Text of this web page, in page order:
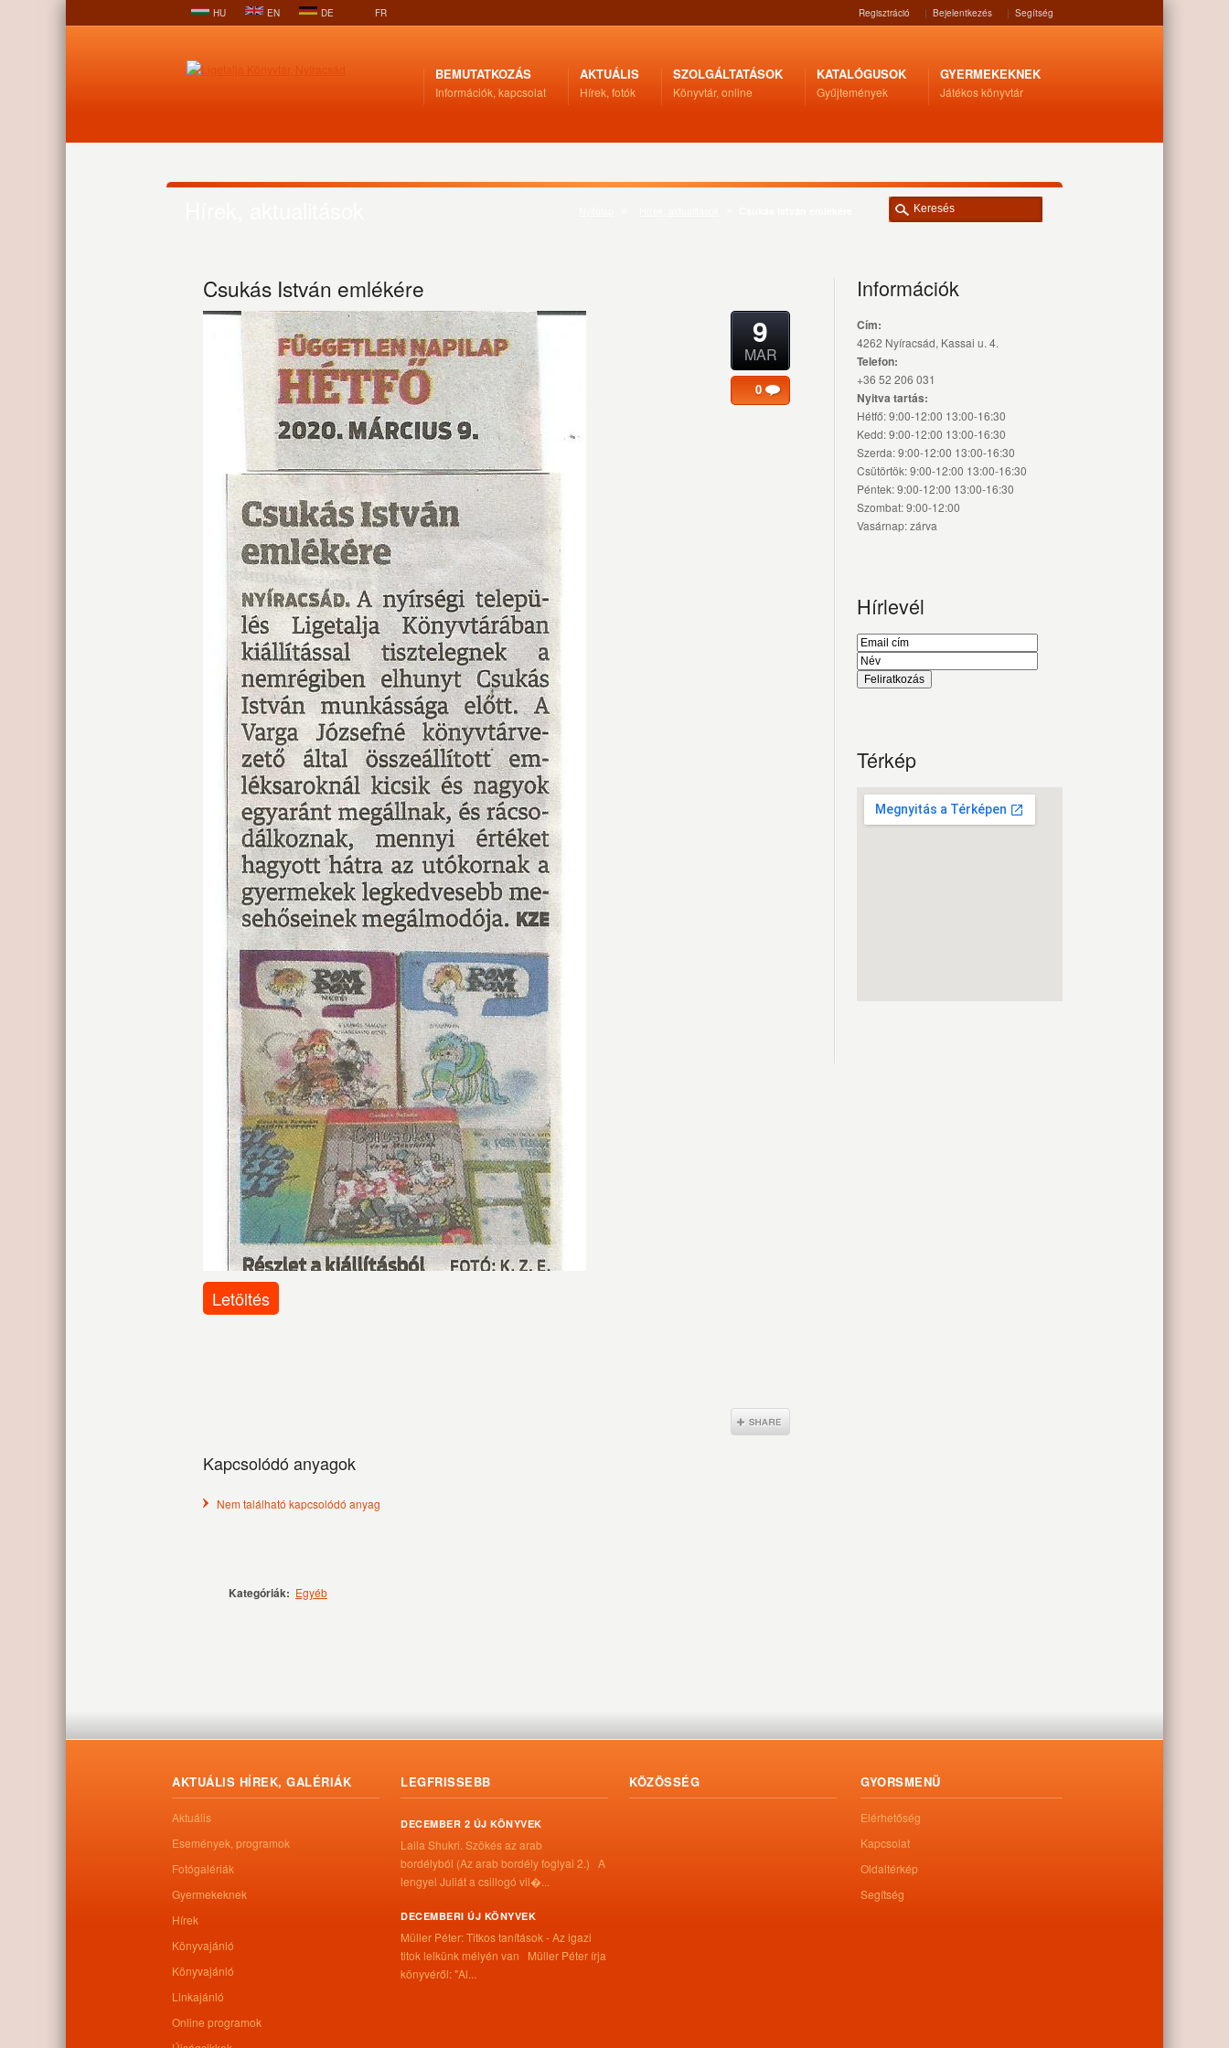
HU EN DE FR Regisztráció | Bejelentkezés | Segítség
BEMUTATKOZÁS
Információk, kapcsolat
AKTUÁLIS
Hírek, fotók
SZOLGÁLTATÁSOK
Könyvtár, online
KATALÓGUSOK
Gyűjtemények
GYERMEKEKNEK
Játékos könyvtár
Csukás István emlékére
Letöltés
9
MAR
0
Kapcsolódó anyagok
Nem található kapcsolódó anyag
Kategóriák: Egyéb
Információk
Cím:
4262 Nyíracsád, Kassai u. 4.
Telefon:
+36 52 206 031
Nyitva tartás:
Hétfő: 9:00-12:00 13:00-16:30
Kedd: 9:00-12:00 13:00-16:30
Szerda: 9:00-12:00 13:00-16:30
Csütörtök: 9:00-12:00 13:00-16:30
Péntek: 9:00-12:00 13:00-16:30
Szombat: 9:00-12:00
Vasárnap: zárva
Hírlevél
Térkép
AKTUÁLIS HÍREK, GALÉRIÁK
Aktuális
Események, programok
Fotógalériák
Gyermekeknek
Hírek
Könyvajánló
Könyvajánló
Linkajánló
Online programok
LEGFRISSEBB
DECEMBER 2 ÚJ KÖNYVEK
Laila Shukri. Szökés ​az arab
bordélyból (Az arab bordély foglyai 2.) A
lengyel Juliát a csillogó vil�...
DECEMBERI ÚJ KÖNYVEK
Müller Péter: Titkos tanítások - Az igazi
titok lelkünk mélyén van Müller Péter írja
könyvéről: "Al...
KÖZÖSSÉG GYORSMENÜ
Elérhetőség
Kapcsolat
Oldaltérkép
Segítség